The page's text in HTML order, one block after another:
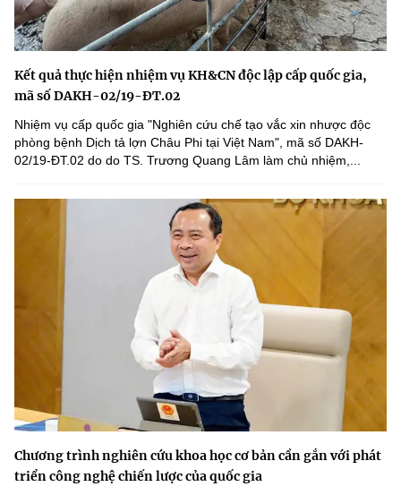
Kết quả thực hiện nhiệm vụ KH&CN độc lập cấp quốc gia,
mã số DAKH-02/19-ĐT.02
Nhiệm vụ cấp quốc gia "Nghiên cứu chế tạo vắc xin nhược độc
phòng bệnh Dịch tả lợn Châu Phi tại Việt Nam", mã số DAKH-
02/19-ĐT.02 do do TS. Trương Quang Lâm làm chủ nhiệm,...
Chương trình nghiên cứu khoa học cơ bản cần gắn với phát
triển công nghệ chiến lược của quốc gia